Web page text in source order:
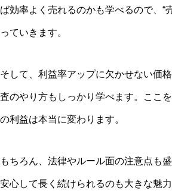
ば効率よく売れるのかも学べるので、“
っていきます。
そして、利益率アップに欠かせない価
査のやり方もしっかり学べます。ここ
の利益は本当に変わります。
もちろん、法律やルール面の注意点も
安心して長く続けられるのも大きな魅力